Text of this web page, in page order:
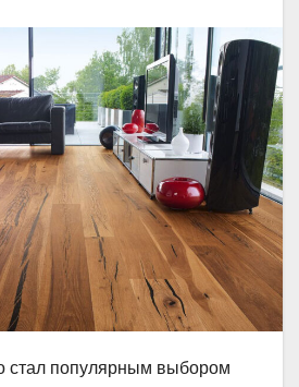
стал популярным выбором